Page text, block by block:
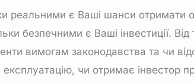
реальними є Ваші шанси отримати
безпечними є Ваші інвестиції. Від
вимогам законодавства та чи
чи отримає інвестор